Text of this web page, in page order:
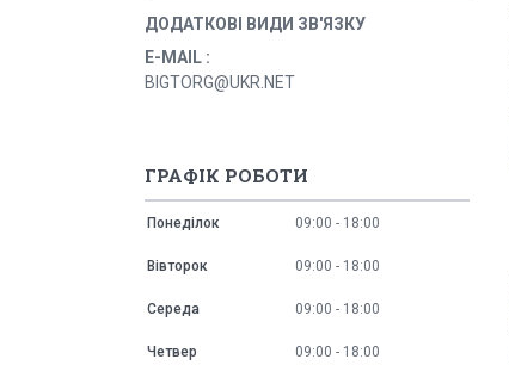
E-MAIL
BIGTORG@UKR.NET
ГРАФІК РОБОТИ
Понеділок 09:00 18:00
Вівторок 09:00 18:00
Середа 09:00 18:00
Четвер 09:00 18:00